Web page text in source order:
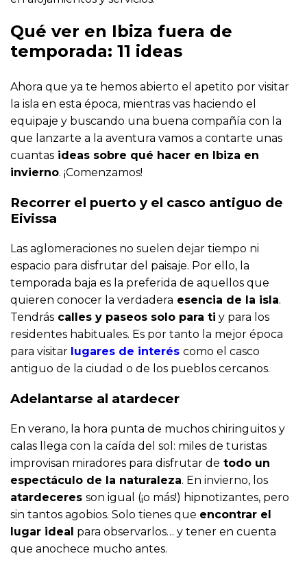
Qué ver en Ibiza fuera de
temporada: 11 ideas
Ahora que ya te hemos abierto el apetito por visitar
la isla en esta época, mientras vas haciendo el
equipaje y buscando una buena compañía con la
que lanzarte a la aventura vamos a contarte unas
cuantas ideas sobre qué hacer en Ibiza en
invierno. ¡Comenzamos!
Recorrer el puerto y el casco antiguo de
Eivissa
Las aglomeraciones no suelen dejar tiempo ni
espacio para disfrutar del paisaje. Por ello, la
temporada baja es la preferida de aquellos que
quieren conocer la verdadera esencia de la isla.
Tendrás calles y paseos solo para ti y para los
residentes habituales. Es por tanto la mejor época
para visitar lugares de interés como el casco
antiguo de la ciudad o de los pueblos cercanos.
Adelantarse al atardecer
En verano, la hora punta de muchos chiringuitos y
calas llega con la caída del sol: miles de turistas
improvisan miradores para disfrutar de todo un
espectáculo de la naturaleza. En invierno, los
atardeceres son igual (¡o más!) hipnotizantes, pero
sin tantos agobios. Solo tienes que encontrar el
lugar ideal para observarlos… y tener en cuenta
que anochece mucho antes.